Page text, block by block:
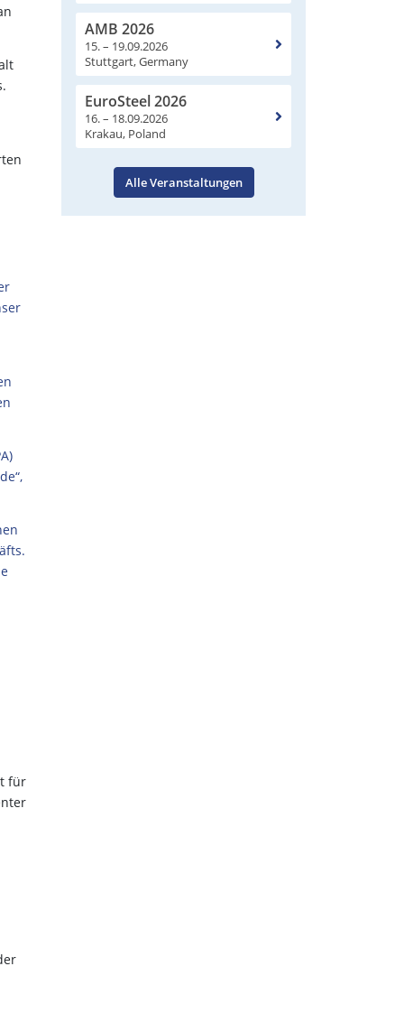
für
AMB 2026
15. – 19.09.2026
Stuttgart, Germany
EuroSteel 2026
16. – 18.09.2026
Krakau, Poland
Alle Veranstaltungen